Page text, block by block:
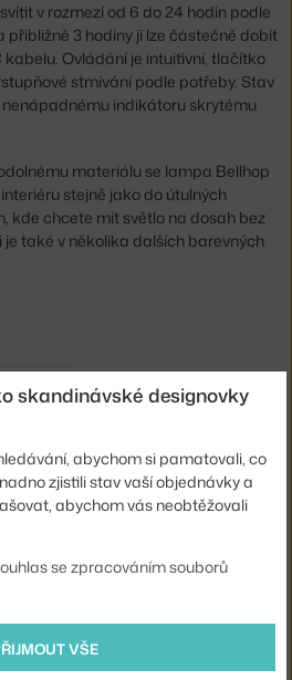
v rozmezí od 6 do 24 hodin podle
přibližně 3 hodiny ji lze částečně dobít
Ovládání je intuitivní, tlačítko
stmívání podle potřeby. Stav
indikátoru skrytému
materiálu se lampa Bellhop
stejně jako do útulných
kde chcete mít světlo na dosah bez
je také v několika dalších barevných
zdroj
skandinávské designovky
abychom si pamatovali, co
zjistili stav vaší objednávky a
abychom vás neobtěžovali
se zpracováním souborů
VŠE